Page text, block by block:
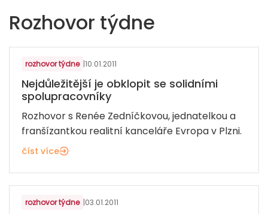
Rozhovor týdne
REALITY A SPRÁVA NEMOVITOSTÍ
rozhovor týdne |10.01.2011
Nejdůležitější je obklopit se solidními
spolupracovníky
Rozhovor s Renée Zedníčkovou, jednatelkou a
franšízantkou realitní kanceláře Evropa v Plzni.
číst více
ZDRAVÍ, KRÁSA, SPORT
rozhovor týdne |03.01.2011